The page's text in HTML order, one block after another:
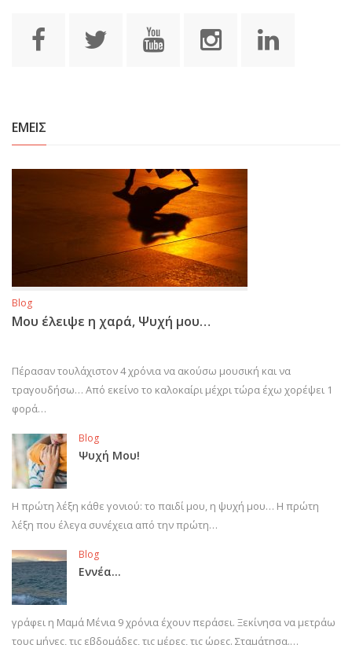
ΕΜΕΙΣ
Blog
Μου έλειψε η χαρά, Ψυχή μου…
Πέρασαν τουλάχιστον 4 χρόνια να ακούσω μουσική και να
τραγουδήσω… Από εκείνο το καλοκαίρι μέχρι τώρα έχω χορέψει 1
φορά…
Blog
Ψυχή Μου!
Η πρώτη λέξη κάθε γονιού: το παιδί μου, η ψυχή μου… Η πρώτη
λέξη που έλεγα συνέχεια από την πρώτη…
Blog
Εννέα…
γράφει η Μαμά Μένια 9 χρόνια έχουν περάσει. Ξεκίνησα να μετράω
τους μήνες, τις εβδομάδες, τις μέρες, τις ώρες. Σταμάτησα.…